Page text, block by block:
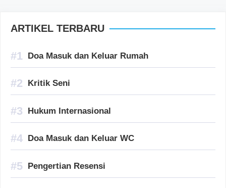
ARTIKEL TERBARU
Doa Masuk dan Keluar Rumah
Kritik Seni
Hukum Internasional
Doa Masuk dan Keluar WC
Pengertian Resensi